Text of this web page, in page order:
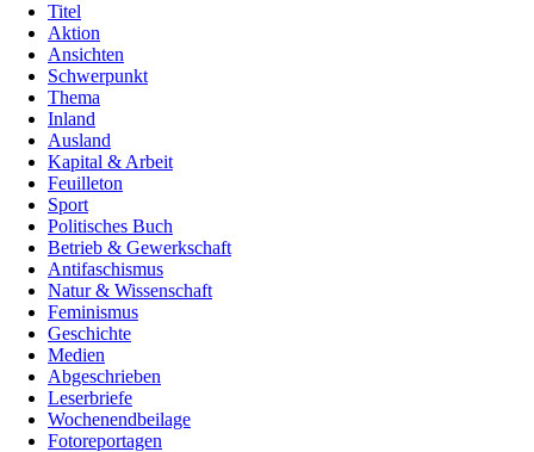
Titel
Aktion
Ansichten
Schwerpunkt
Thema
Inland
Ausland
Kapital & Arbeit
Feuilleton
Sport
Politisches Buch
Betrieb & Gewerkschaft
Antifaschismus
Natur & Wissenschaft
Feminismus
Geschichte
Medien
Abgeschrieben
Leserbriefe
Wochenendbeilage
Fotoreportagen